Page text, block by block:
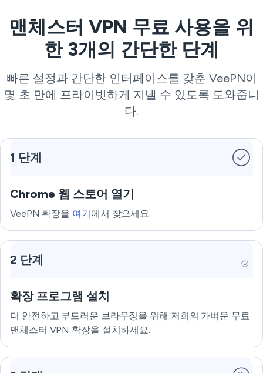
맨체스터 VPN 무료 사용을 위
한 3개의 간단한 단계
빠른 설정과 간단한 인터페이스를 갖춘 VeePN이
몇 초 만에 프라이빗하게 지낼 수 있도록 도와줍니
다.
1 단계
Chrome 웹 스토어 열기
VeePN 확장을 여기에서 찾으세요.
2 단계
확장 프로그램 설치
더 안전하고 부드러운 브라우징을 위해 저희의 가벼운 무료
맨체스터 VPN 확장을 설치하세요.